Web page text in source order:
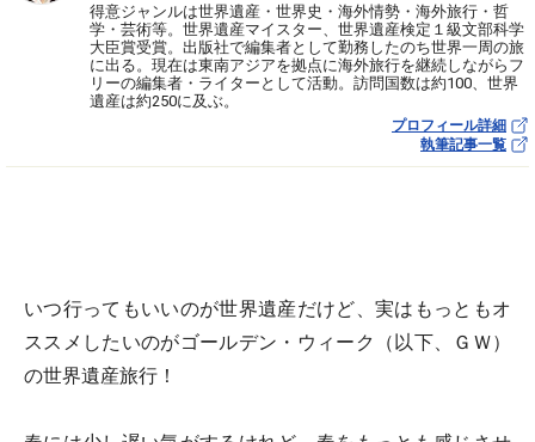
得意ジャンルは世界遺産・世界史・海外情勢・海外旅行・哲
学・芸術等。世界遺産マイスター、世界遺産検定１級文部科学
大臣賞受賞。出版社で編集者として勤務したのち世界一周の旅
に出る。現在は東南アジアを拠点に海外旅行を継続しながらフ
リーの編集者・ライターとして活動。訪問国数は約100、世界
遺産は約250に及ぶ。
プロフィール詳細
執筆記事一覧
いつ行ってもいいのが世界遺産だけど、実はもっともオ
ススメしたいのがゴールデン・ウィーク（以下、ＧＷ）
の世界遺産旅行！